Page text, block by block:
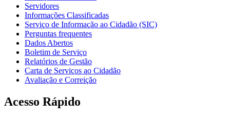
Servidores
Informações Classificadas
Serviço de Informação ao Cidadão (SIC)
Perguntas frequentes
Dados Abertos
Boletim de Serviço
Relatórios de Gestão
Carta de Serviços ao Cidadão
Avaliação e Correição
Acesso Rápido